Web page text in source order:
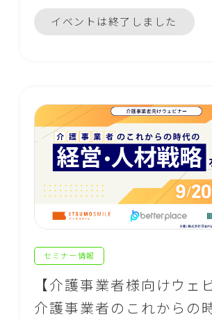
イベントは終了しました
セミナー情報
【介護事業者様向けウェ
介護事業者のこれからの